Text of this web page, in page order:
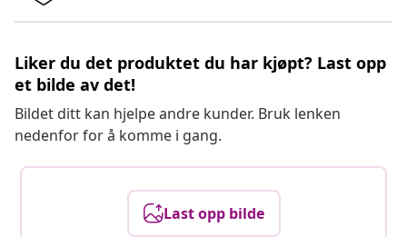
Liker du det produktet du har kjøpt? Last opp
et bilde av det!
Bildet ditt kan hjelpe andre kunder. Bruk lenken
nedenfor for å komme i gang.
Last opp bilde